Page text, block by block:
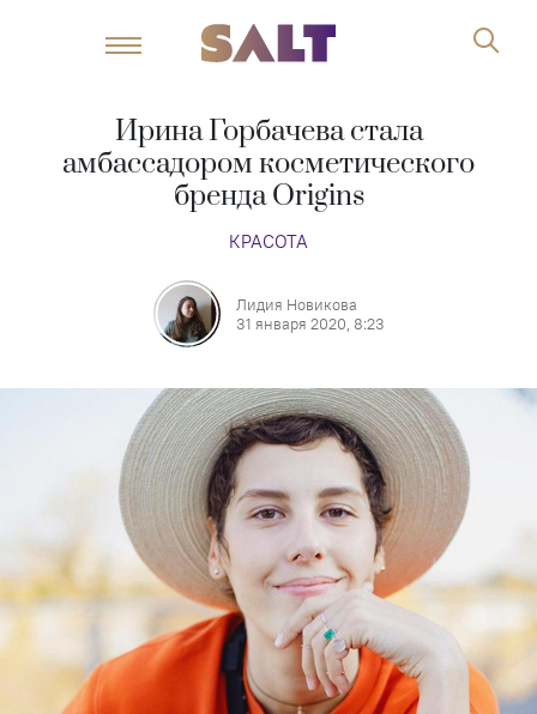
Ирина Горбачева стала
амбассадором косметического
бренда Origins
КРАСОТА
Лидия Новикова
31 января 2020, 8:23